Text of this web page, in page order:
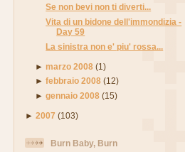
Se non bevi non ti diverti...
Vita di un bidone dell'immondizia -
Day 59
La sinistra non e' piu' rossa...
►marzo 2008 (1)
►febbraio 2008 (12)
►gennaio 2008 (15)
► 2007 (103)
Burn Baby, Burn